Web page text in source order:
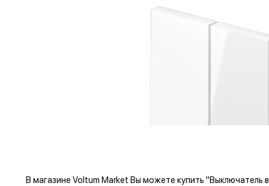
В магазине Voltum Market Вы можете купить "Выключатель